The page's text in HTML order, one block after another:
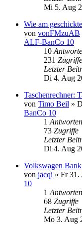
Mi 5. Aug
Wie am
von vonFMzuAB
ALF-BanCo 10
10
231 Zugriffe
Letzter
Di 4. Aug
Taschenrechner:
von Timo Beil »
BanCo 10
1 Antworten
73 Zugriffe
Letzter
Di 4. Aug
Volkswagen
von jacqi » Fr 31.
10
1 Antworten
68 Zugriffe
Letzter
Mo 3. Aug